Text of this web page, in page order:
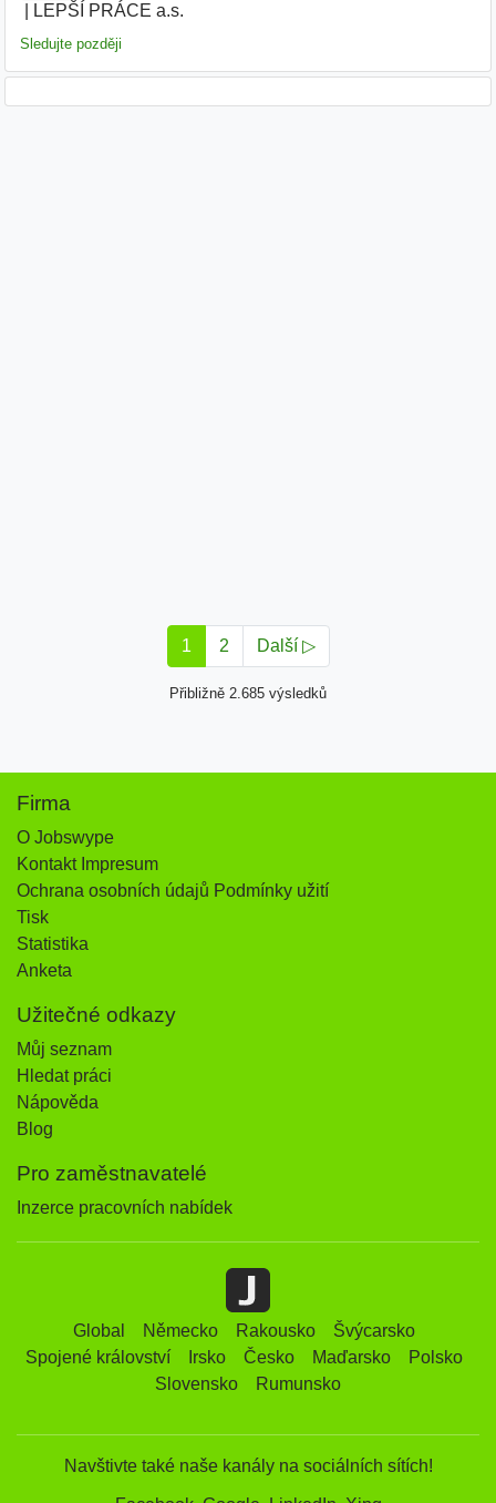
LEPŠÍ PRÁCE a.s.
Sledujte později
1 2 Další ▷
Přibližně 2.685 výsledků
Firma
O Jobswype
Kontakt Impresum
Ochrana osobních údajů Podmínky užití
Tisk
Statistika
Anketa
Užitečné odkazy
Můj seznam
Hledat práci
Nápověda
Blog
Pro zaměstnavatelé
Inzerce pracovních nabídek
Global Německo Rakousko
Švýcarsko
Spojené království
Irsko Česko Maďarsko
Polsko
Slovensko
Rumunsko
Navštivte také naše kanály na sociálních sítích!